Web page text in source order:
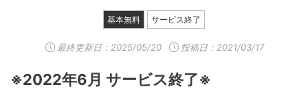
基本無料 サービス終了
最終更新日： 2025/05/20 投稿日：2021/03/17
※2022年6月 サービス終了※